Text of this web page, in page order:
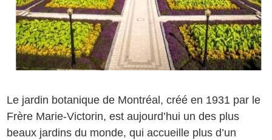
Le jardin botanique de Montréal, créé en 1931 par le
Frère Marie-Victorin, est aujourd’hui un des plus
beaux jardins du monde, qui accueille plus d’un